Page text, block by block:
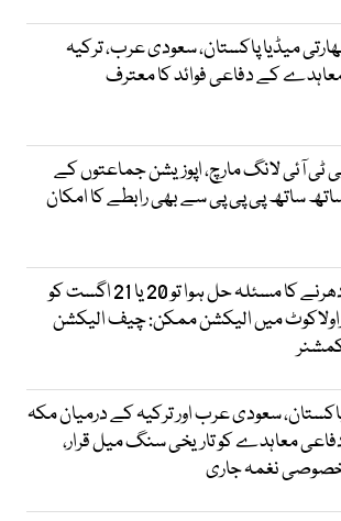
میڈیا پاکستان، سعودی عرب، ترکیہ
کے دفاعی فوائد کا معترف
ٹی آئی لانگ مارچ، اپوزیشن جماعتوں کے
ساتھ پی پی پی سے بھی رابطے کا امکان
دھرنے کا مسئلہ حل ہوا تو 20 یا 21 اگست کو
میں الیکشن ممکن: چیف الیکشن
سعودی عرب اور ترکیہ کے درمیان مکہ
معاہدے کو تاریخی سنگ میل قرار،
نغمہ جاری